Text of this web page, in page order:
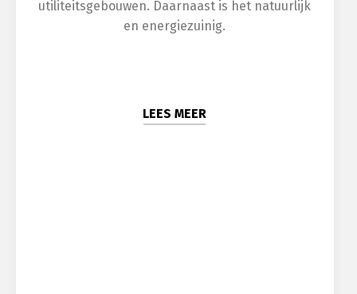
utiliteitsgebouwen. Daarnaast is het natuurlijk
en energiezuinig.
LEES MEER